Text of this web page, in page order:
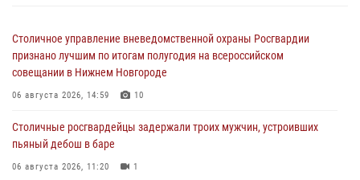
Столичное управление вневедомственной охраны Росгвардии
признано лучшим по итогам полугодия на всероссийском
совещании в Нижнем Новгороде
06 августа 2026, 14:59 10
Столичные росгвардейцы задержали троих мужчин, устроивших
пьяный дебош в баре
06 августа 2026, 11:20 1